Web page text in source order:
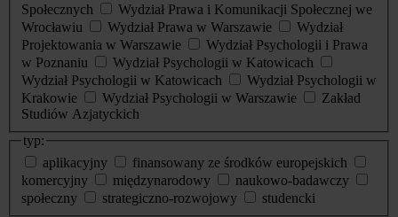
Społecznych
Wydział Prawa i Komunikacji Społecznej we
Wrocławiu
Wydział Prawa w Warszawie
Wydział
Projektowania w Warszawie
Wydział Psychologii i Prawa
w Poznaniu
Wydział Psychologii w Katowicach
Wydział Psychologii w Katowicach
Wydział Psychologii w
Krakowie
Wydział Psychologii w Warszawie
Zakład
Studiów Azjatyckich
typ:
aplikacyjny
finansowany ze środków europejskich
komercyjny
międzynarodowy
naukowo-badawczy
społeczny
strategiczno-rozwojowy
studencki